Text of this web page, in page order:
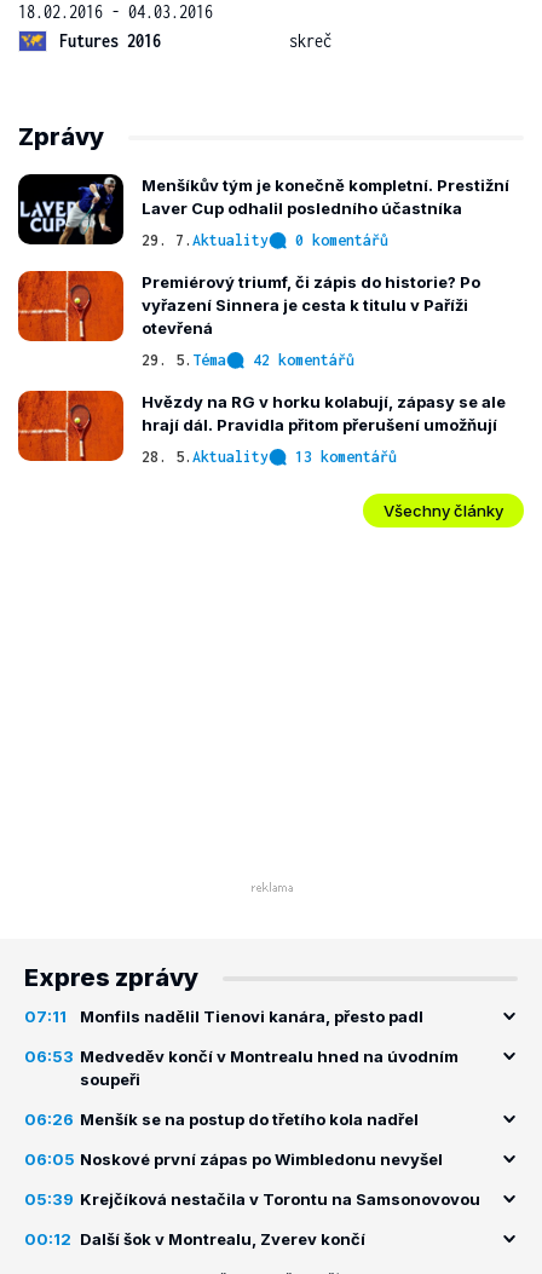
18.02.2016 - 04.03.2016
Futures 2016
skreč
Zprávy
Menšíkův tým je konečně kompletní. Prestižní
Laver Cup odhalil posledního účastníka
29. 7. Aktuality 0 komentářů
Premiérový triumf, či zápis do historie? Po
vyřazení Sinnera je cesta k titulu v Paříži
otevřená
29. 5. Téma 42 komentářů
Hvězdy na RG v horku kolabují, zápasy se ale
hrají dál. Pravidla přitom přerušení umožňují
28. 5. Aktuality 13 komentářů
Všechny články
Expres zprávy
07:11 Monfils nadělil Tienovi kanára, přesto padl
06:53 Medveděv končí v Montrealu hned na úvodním
soupeři
06:26 Menšík se na postup do třetího kola nadřel
06:05 Noskové první zápas po Wimbledonu nevyšel
05:39 Krejčíková nestačila v Torontu na Samsonovovou
00:12 Další šok v Montrealu, Zverev končí